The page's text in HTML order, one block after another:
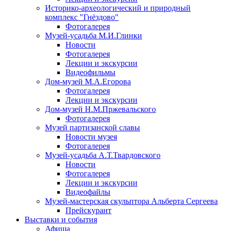
Историко-археологический и природный
комплекс "Гнёздово"
Фотогалерея
Музей-усадьба М.И.Глинки
Новости
Фотогалерея
Лекции и экскурсии
Видеофильмы
Дом-музей М.А.Егорова
Фотогалерея
Лекции и экскурсии
Дом-музей Н.М.Пржевальского
Фотогалерея
Музей партизанской славы
Новости музея
Фотогалерея
Музей-усадьба А.Т.Твардовского
Новости
Фотогалерея
Лекции и экскурсии
Видеофайлы
Музей-мастерская скульптора Альберта Сергеева
Прейскурант
Выставки и события
Афиша